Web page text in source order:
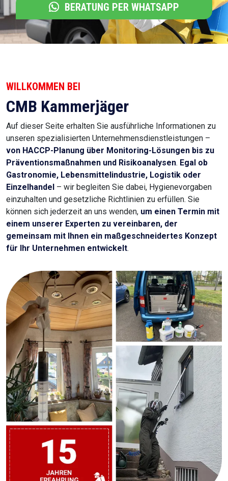
BERATUNG PER WHATSAPP
WILLKOMMEN BEI
CMB Kammerjäger
Auf dieser Seite erhalten Sie ausführliche Informationen zu
unseren spezialisierten Unternehmensdienstleistungen –
von HACCP-Planung über Monitoring-Lösungen bis zu
Präventionsmaßnahmen und Risikoanalysen. Egal ob
Gastronomie, Lebensmittelindustrie, Logistik oder
Einzelhandel – wir begleiten Sie dabei, Hygienevorgaben
einzuhalten und gesetzliche Richtlinien zu erfüllen. Sie
können sich jederzeit an uns wenden, um einen Termin mit
einem unserer Experten zu vereinbaren, der
gemeinsam mit Ihnen ein maßgeschneidertes Konzept
für Ihr Unternehmen entwickelt.